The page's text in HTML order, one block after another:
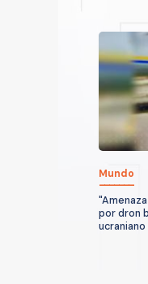
Mundo
por dron
ucraniano